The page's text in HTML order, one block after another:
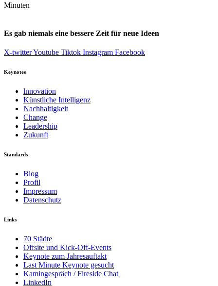
Minuten
Es gab niemals eine bessere Zeit für neue Ideen
X-twitterYoutube Tiktok Instagram Facebook
Keynotes
lnnovation
Künstliche Intelligenz
Nachhaltigkeit
Change
Leadership
Zukunft
Standards
Blog
Profil
Impressum
Datenschutz
Links
70 Städte
Offsite und Kick-Off-Events
Keynote zum Jahresauftakt
Last Minute Keynote gesucht
Kamingespräch / Fireside Chat
LinkedIn